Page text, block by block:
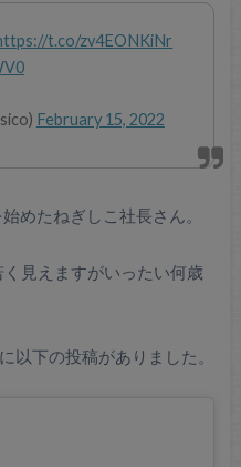
t.co/zv4EONKiNr
February 15, 2022
めたねぎしこ社長さん。
見えますがいったい何歳
以下の投稿がありました。